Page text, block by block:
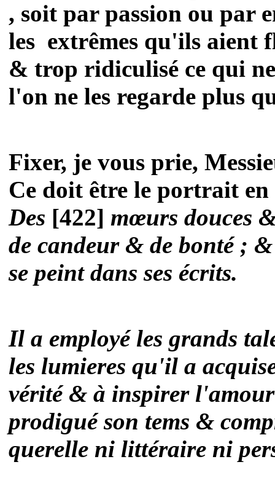
, soit par passion ou par
les extrêmes qu'ils aient
& trop ridiculisé ce qui
l'on ne les regarde plus
Fixer, je vous prie,
Ce doit être le portrait
Des [422] mœurs douces
de candeur & de bonté ;
se peint dans ses écrits.
Il a employé les grands
les lumieres qu'il a
vérité & à inspirer
prodigué son tems &
querelle ni littéraire ni